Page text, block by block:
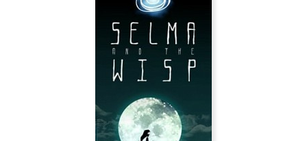
Warring States